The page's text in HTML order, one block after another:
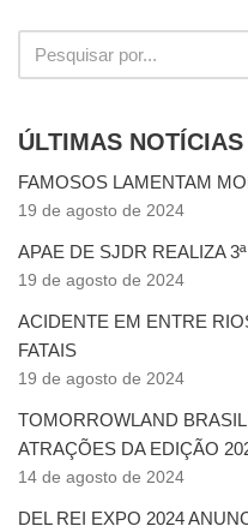
ÚLTIMAS NOTÍCIAS
FAMOSOS LAMENTAM
19 de agosto de 2024
APAE DE SJDR REALIZA
19 de agosto de 2024
ACIDENTE EM ENTRE
FATAIS
19 de agosto de 2024
TOMORROWLAND
ATRAÇÕES DA EDIÇÃO
14 de agosto de 2024
DEL REI EXPO 2024